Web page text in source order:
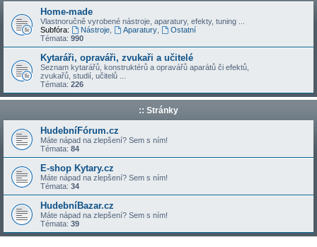
Home-made
Vlastnoručně vyrobené nástroje, aparatury, efekty, tuning ...
Subfóra:
Nástroje, Aparatury,
Ostatní
Témata: 990
Kytaráři, opraváři, zvukaři a učitelé
Seznam kytarářů, konstruktérů a opravářů aparátů či efektů,
zvukařů, studií, učitelů ...
Témata: 226
:: Stránky
HudebníFórum.cz
Máte nápad na zlepšení? Sem s ním!
Témata: 84
E-shop Kytary.cz
Máte nápad na zlepšení? Sem s ním!
Témata: 34
HudebníBazar.cz
Máte nápad na zlepšení? Sem s ním!
Témata: 39